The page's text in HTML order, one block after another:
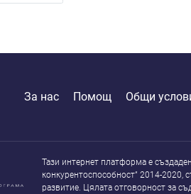
За нас Помощ Общи
Тази интернет платформа е
конкурентоспособност” 2014-
развитие. Цялата отговорност за